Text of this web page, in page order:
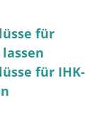
für
für IHK-